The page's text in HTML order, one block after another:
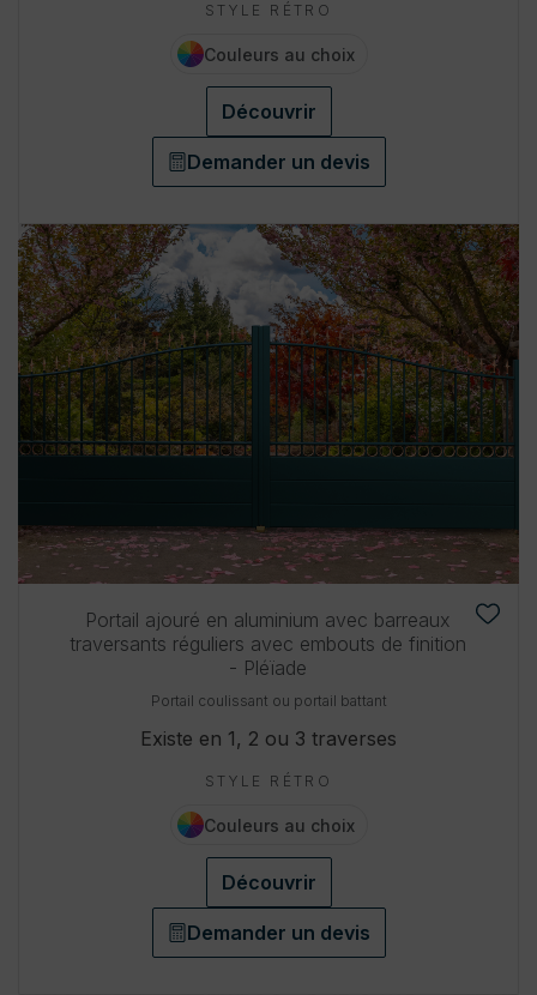
STYLE RÉTRO
Couleurs au choix
Découvrir
Demander un devis
Portail ajouré en aluminium avec barreaux
traversants réguliers avec embouts de finition
- Pléïade
Portail coulissant ou portail battant
Existe en 1, 2 ou 3 traverses
STYLE RÉTRO
Couleurs au choix
Découvrir
Demander un devis